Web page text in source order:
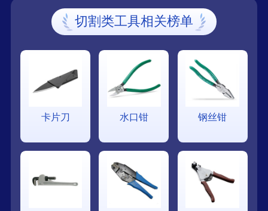
切割类工具相关榜单
卡片刀 水口钳 钢丝钳